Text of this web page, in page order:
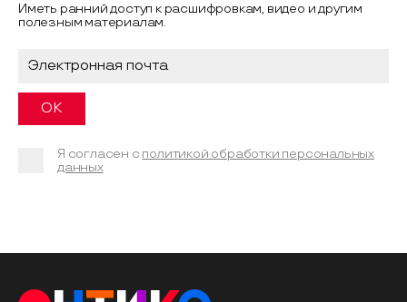
Иметь ранний доступ к расшифровкам, видео и другим
полезным материалам.
Я согласен с политикой обработки персональных
данных